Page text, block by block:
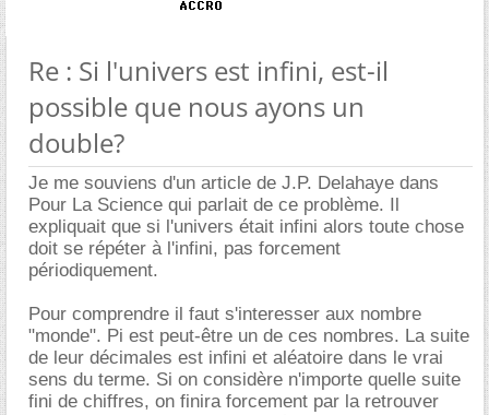
Re : Si l'univers est infini, est-il
possible que nous ayons un
double?
Je me souviens d'un article de J.P. Delahaye dans
Pour La Science qui parlait de ce problème. Il
expliquait que si l'univers était infini alors toute chose
doit se répéter à l'infini, pas forcement
périodiquement.
Pour comprendre il faut s'interesser aux nombre
"monde". Pi est peut-être un de ces nombres. La suite
de leur décimales est infini et aléatoire dans le vrai
sens du terme. Si on considère n'importe quelle suite
fini de chiffres, on finira forcement par la retrouver